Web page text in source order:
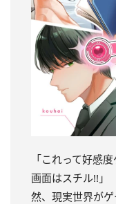
「これって好感
画面はスチル!!」
然、現実世界が